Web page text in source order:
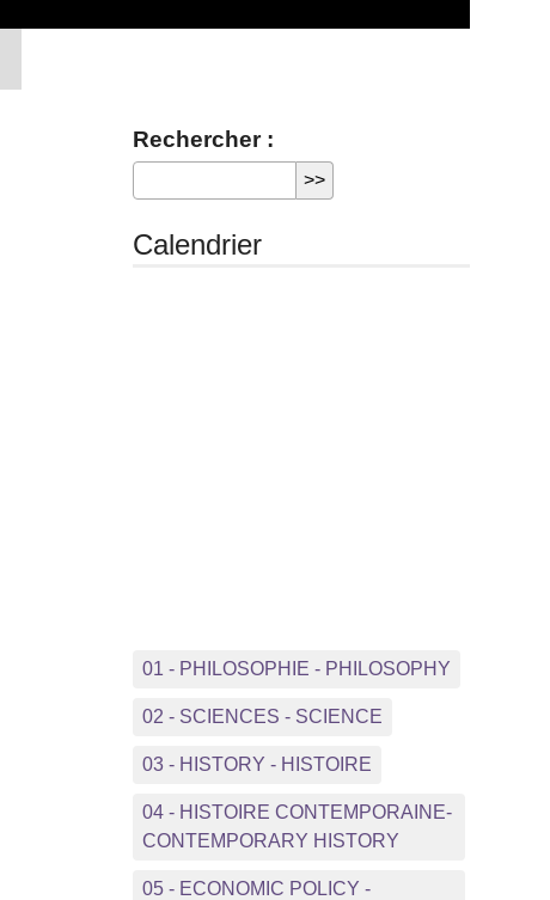
Rechercher :
Calendrier
01 - PHILOSOPHIE - PHILOSOPHY
02 - SCIENCES - SCIENCE
03 - HISTORY - HISTOIRE
04 - HISTOIRE CONTEMPORAINE-
CONTEMPORARY HISTORY
05 - ECONOMIC POLICY -